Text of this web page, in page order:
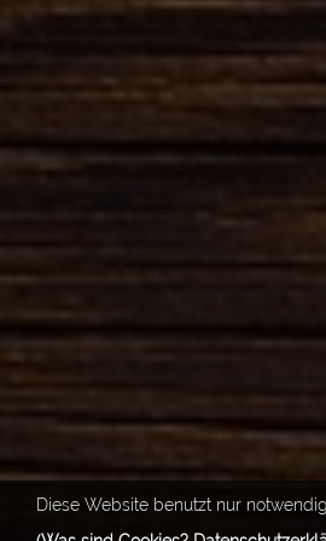
Diese Website benutzt nur